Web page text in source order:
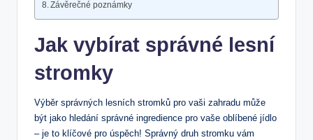
Závěrečné poznámky
Jak vybírat správné lesní
stromky
Výběr správných lesních stromků pro vaši zahradu může
být jako hledání správné ingredience pro vaše oblíbené jídlo
– je to klíčové pro úspěch! Správný druh stromku vám